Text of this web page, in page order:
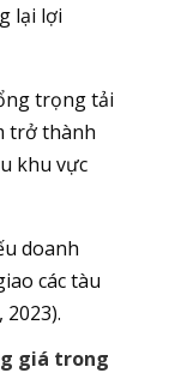
lại lợi
trọng tải
trở thành
khu vực
doanh
các tàu
giá trong